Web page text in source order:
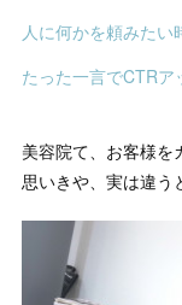
人に何かを頼みた
美容院て、お客様を
思いきや、実は違う